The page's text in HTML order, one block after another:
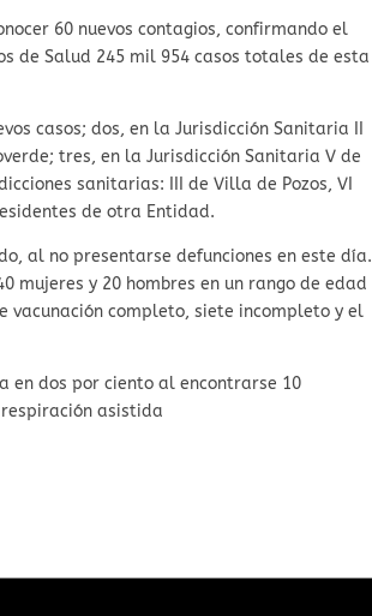
60 nuevos contagios, confirmando el
de Salud 245 mil 954 casos totales de esta
casos; dos, en la Jurisdicción Sanitaria II
tres, en la Jurisdicción Sanitaria V de
sanitarias: III de Villa de Pozos, VI
de otra Entidad.
al no presentarse defunciones en este día.
mujeres y 20 hombres en un rango de edad
vacunación completo, siete incompleto y el
en dos por ciento al encontrarse 10
asistida